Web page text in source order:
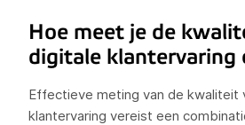
Hoe meet je de
digitale klantervaring
Effectieve meting van de kwaliteit
klantervaring vereist een